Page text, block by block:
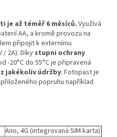
až téměř 6 měsíců. Využívá
AA, a kromě provozu na
připojit k externímu
/ 2A). Díky stupni ochrany
-20°C do 55°C je připravená
jakékoliv údržby. Fotopast je
popruhu například
Ano, 4G (integrovaná SIM karta)